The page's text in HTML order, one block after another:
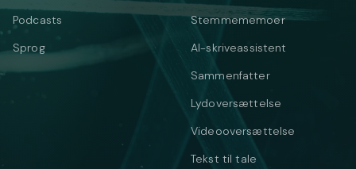
Podcasts
Sprog
Stemmememoer
AI-skriveassistent
Sammenfatter
Lydoversættelse
Videooversættelse
Tekst til tale